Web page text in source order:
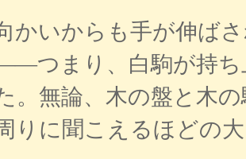
かいからも手が伸ば
つまり、白駒が持ち
。無論、木の盤と木
りに聞こえるほどの